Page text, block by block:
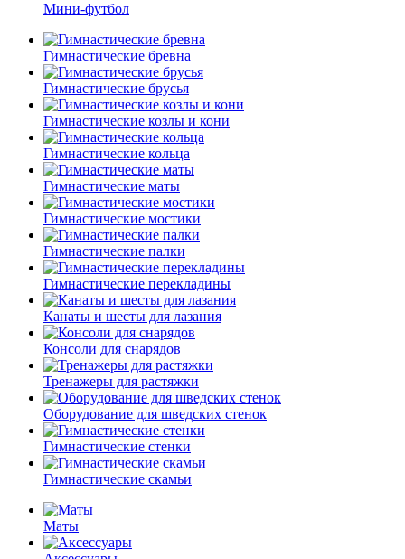
Мини-футбол
Гимнастические бревна
Гимнастические брусья
Гимнастические козлы и кони
Гимнастические кольца
Гимнастические маты
Гимнастические мостики
Гимнастические палки
Гимнастические перекладины
Канаты и шесты для лазания
Консоли для снарядов
Тренажеры для растяжки
Оборудование для шведских стенок
Гимнастические стенки
Гимнастические скамьи
Маты